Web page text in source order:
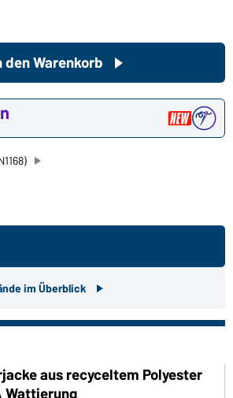
den Warenkorb
im Überblick
aus recyceltem Polyester
Wattierung